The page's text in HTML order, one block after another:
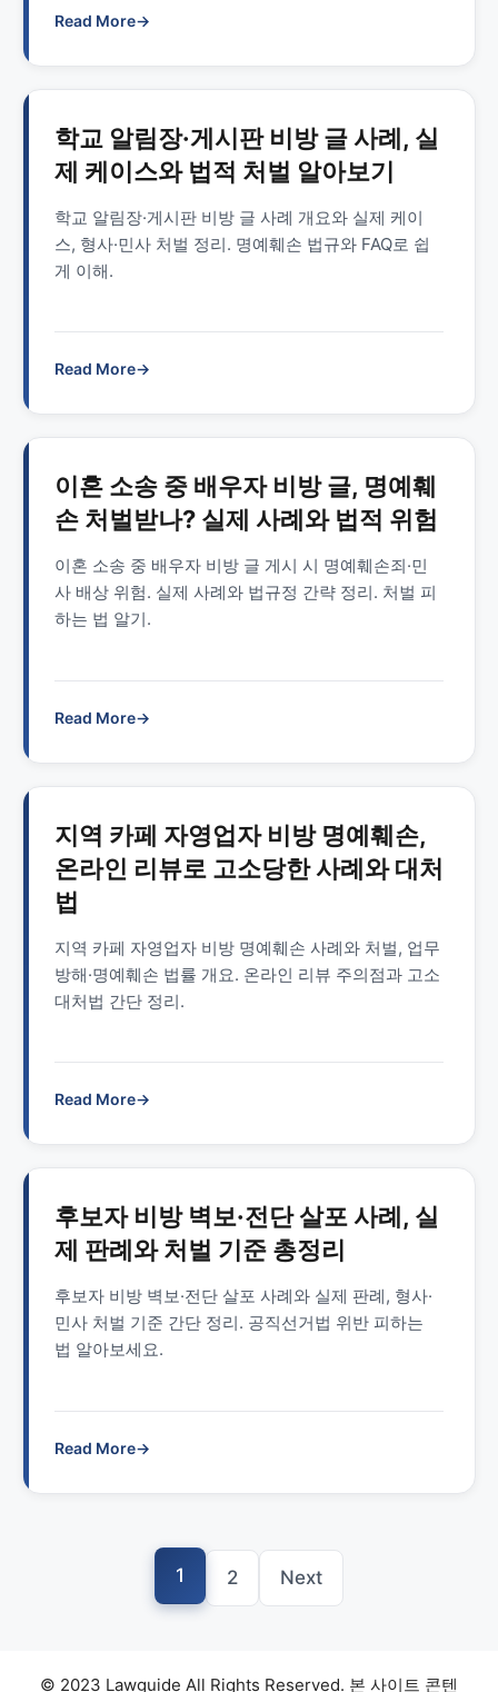
Read More→
학교 알림장·게시판 비방 글 사례, 실
제 케이스와 법적 처벌 알아보기
학교 알림장·게시판 비방 글 사례 개요와 실제 케이
스, 형사·민사 처벌 정리. 명예훼손 법규와 FAQ로 쉽
게 이해.
Read More→
이혼 소송 중 배우자 비방 글, 명예훼
손 처벌받나? 실제 사례와 법적 위험
이혼 소송 중 배우자 비방 글 게시 시 명예훼손죄·민
사 배상 위험. 실제 사례와 법규정 간략 정리. 처벌 피
하는 법 알기.
Read More→
지역 카페 자영업자 비방 명예훼손,
온라인 리뷰로 고소당한 사례와 대처
법
지역 카페 자영업자 비방 명예훼손 사례와 처벌, 업무
방해·명예훼손 법률 개요. 온라인 리뷰 주의점과 고소
대처법 간단 정리.
Read More→
후보자 비방 벽보·전단 살포 사례, 실
제 판례와 처벌 기준 총정리
후보자 비방 벽보·전단 살포 사례와 실제 판례, 형사·
민사 처벌 기준 간단 정리. 공직선거법 위반 피하는
법 알아보세요.
Read More→
1 2 Next
© 2023 Lawguide All Rights Reserved. 본 사이트 콘텐